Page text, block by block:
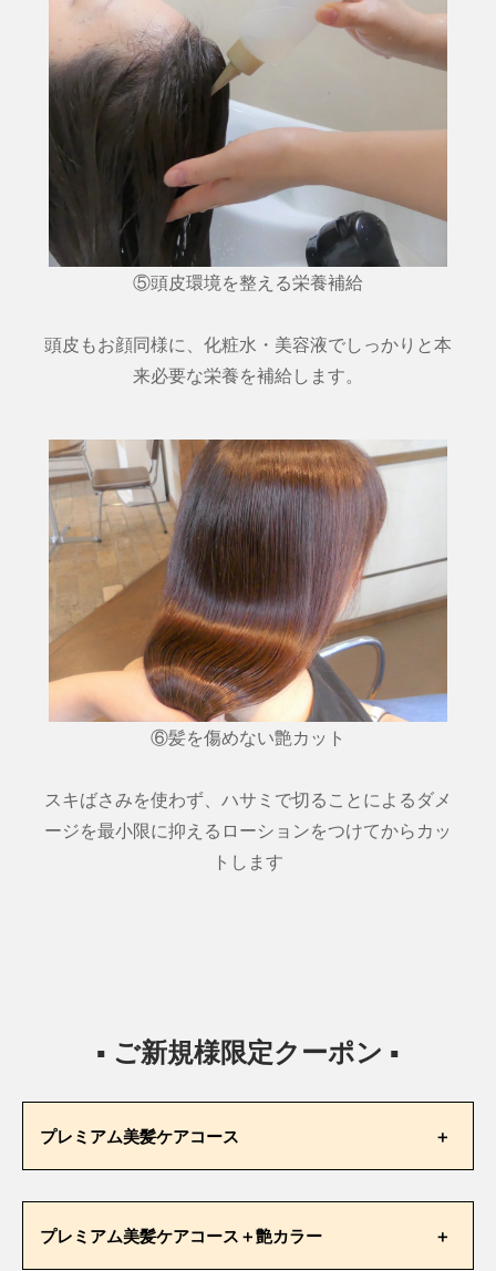
⑤頭皮環境を整える栄養補給
頭皮もお顔同様に、化粧水・美容液でしっかりと本
来必要な栄養を補給します。
⑥髪を傷めない艶カット
スキばさみを使わず、ハサミで切ることによるダメ
ージを最小限に抑えるローションをつけてからカッ
トします
▪ ご新規様限定クーポン ▪
プレミアム美髪ケアコース
プレミアム美髪ケアコース＋艶カラー